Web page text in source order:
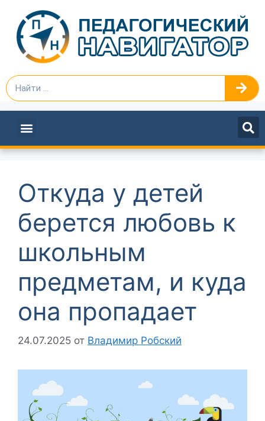
Откуда у детей
берется любовь к
школьным
предметам, и куда
она пропадает
24.07.2025 от Владимир Робский